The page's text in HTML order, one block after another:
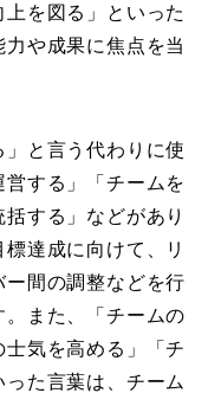
を図る」といった
や成果に焦点を当
と言う代わりに使
する」「チームを
する」などがあり
達成に向けて、リ
間の調整などを行
。また、「チームの
気を高める」「チ
た言葉は、チーム